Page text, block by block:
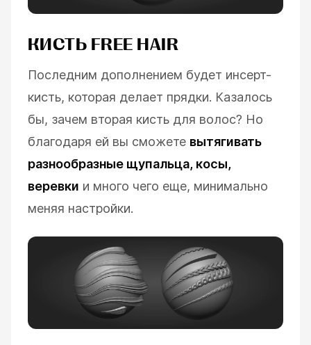
КИСТЬ FREE HAIR
Последним дополнением будет инсерт-
кисть, которая делает прядки. Казалось
бы, зачем вторая кисть для волос? Но
благодаря ей вы сможете вытягивать
разнообразные щупальца, косы,
веревки и много чего еще, минимально
меняя настройки.